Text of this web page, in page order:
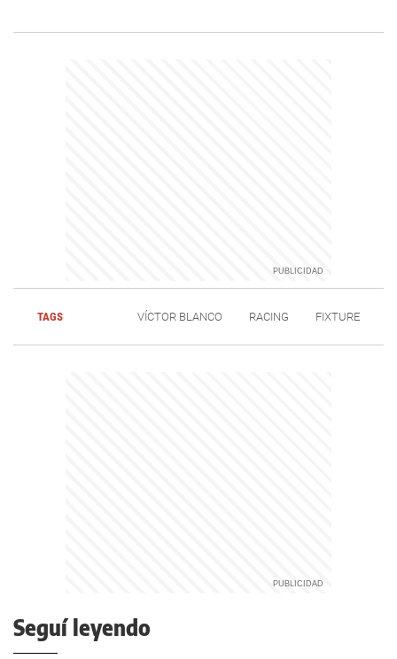
TAGS VÍCTOR BLANCO RACING FIXTURE
Seguí leyendo